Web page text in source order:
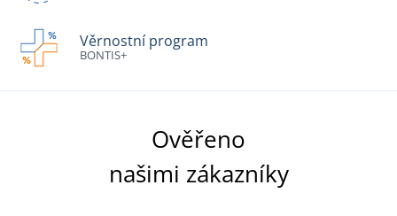
Věrnostní program
BONTIS+
Ověřeno
našimi zákazníky